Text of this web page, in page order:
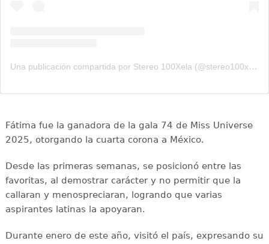
Una publicación compartida por Stereo 100Xela (@stereo100xela)
Fátima fue la ganadora de la gala 74 de Miss Universe
2025, otorgando la cuarta corona a México.
Desde las primeras semanas, se posicionó entre las
favoritas, al demostrar carácter y no permitir que la
callaran y menospreciaran, logrando que varias
aspirantes latinas la apoyaran.
Durante enero de este año, visitó el país, expresando su